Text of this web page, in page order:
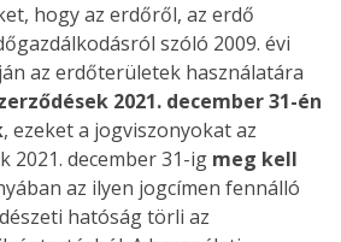
hogy az erdőről, az erdő
szóló 2009. évi
az erdőterületek használatára
2021. december 31-én
, ezeket a jogviszonyokat az
2021. december 31-ig meg kell
az ilyen jogcímen fennálló
hatóság törli az